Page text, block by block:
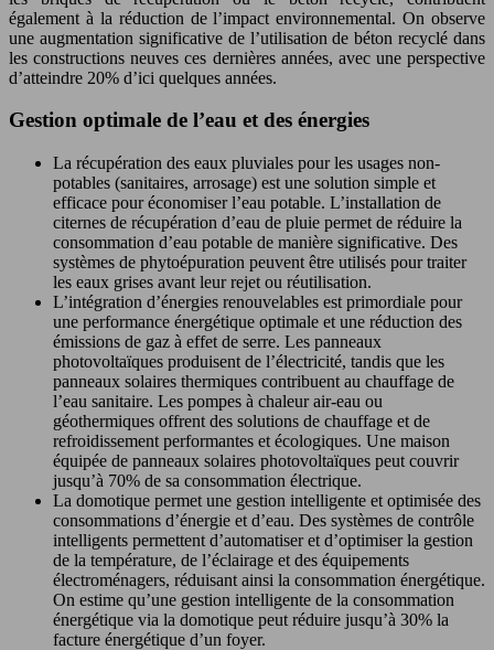
également à la réduction de l’impact environnemental. On observe
une augmentation significative de l’utilisation de béton recyclé dans
les constructions neuves ces dernières années, avec une perspective
d’atteindre 20% d’ici quelques années.
Gestion optimale de l’eau et des énergies
La récupération des eaux pluviales pour les usages non-
potables (sanitaires, arrosage) est une solution simple et
efficace pour économiser l’eau potable. L’installation de
citernes de récupération d’eau de pluie permet de réduire la
consommation d’eau potable de manière significative. Des
systèmes de phytoépuration peuvent être utilisés pour traiter
les eaux grises avant leur rejet ou réutilisation.
L’intégration d’énergies renouvelables est primordiale pour
une performance énergétique optimale et une réduction des
émissions de gaz à effet de serre. Les panneaux
photovoltaïques produisent de l’électricité, tandis que les
panneaux solaires thermiques contribuent au chauffage de
l’eau sanitaire. Les pompes à chaleur air-eau ou
géothermiques offrent des solutions de chauffage et de
refroidissement performantes et écologiques. Une maison
équipée de panneaux solaires photovoltaïques peut couvrir
jusqu’à 70% de sa consommation électrique.
La domotique permet une gestion intelligente et optimisée des
consommations d’énergie et d’eau. Des systèmes de contrôle
intelligents permettent d’automatiser et d’optimiser la gestion
de la température, de l’éclairage et des équipements
électroménagers, réduisant ainsi la consommation énergétique.
On estime qu’une gestion intelligente de la consommation
énergétique via la domotique peut réduire jusqu’à 30% la
facture énergétique d’un foyer.